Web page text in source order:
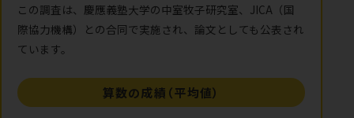
この調査は、慶應義塾大学の中室牧子研究室、JICA（国
際協力機構）との合同で実施され、論文としても公表され
ています。
算数の成績（平均値）